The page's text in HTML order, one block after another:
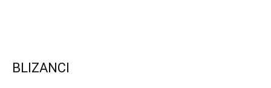
BLIZANCI